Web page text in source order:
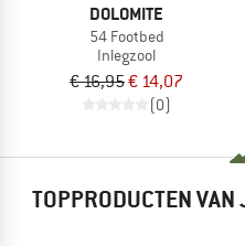
DOLOMITE
54 Footbed
Inlegzool
€ 16,95€ 14,07
(0)
TOPPRODUCTEN VAN